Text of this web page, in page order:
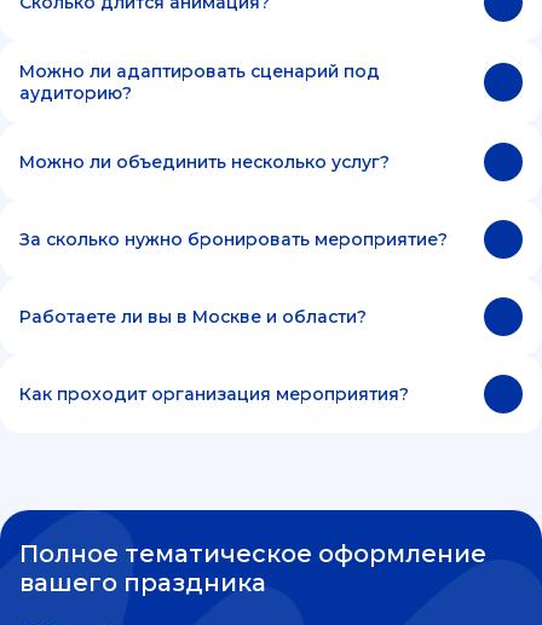
Можно ли адаптировать сценарий под
аудиторию?
Можно ли объединить несколько услуг?
За сколько нужно бронировать мероприятие?
Работаете ли вы в Москве и области?
Как проходит организация мероприятия?
Полное тематическое оформление
вашего праздника